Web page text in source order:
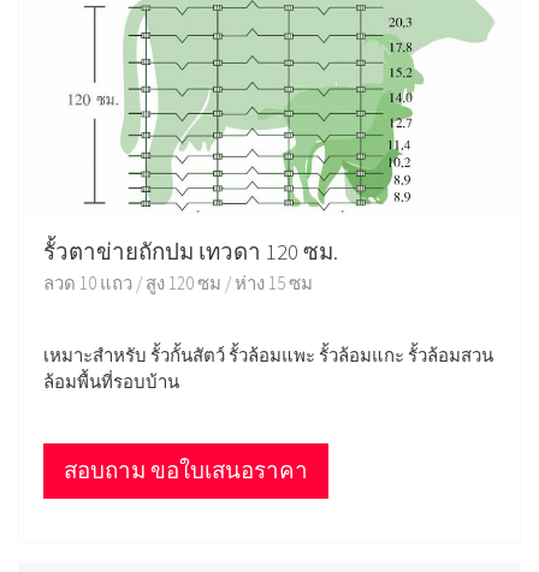
รั้วตาข่ายถักปม เทวดา 120 ซม.
ลวด 10 แถว / สูง 120 ซม / ห่าง 15 ซม
เหมาะสำหรับ รั้วกั้นสัตว์ รั้วล้อมแพะ รั้วล้อมแกะ รั้วล้อมสวน
ล้อมพื้นที่รอบบ้าน
สอบถาม ขอใบเสนอราคา